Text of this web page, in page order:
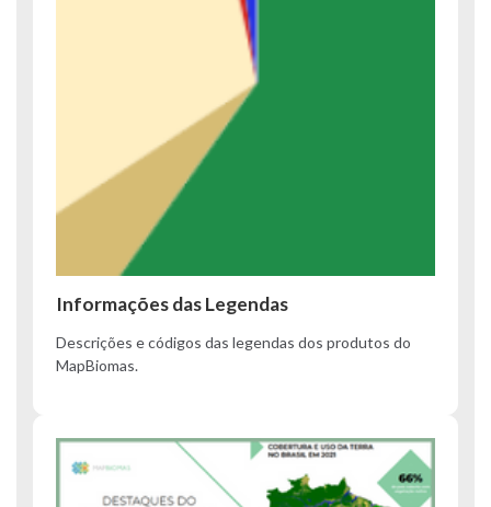
Informações das Legendas
Descrições e códigos das legendas dos produtos do
MapBiomas.